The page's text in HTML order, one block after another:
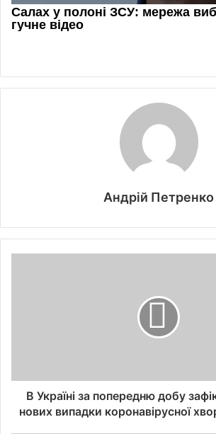
Андрій Петренко
В Україні за попередню добу
нових випадки коронавірусної